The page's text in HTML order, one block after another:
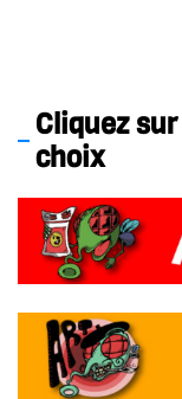
Cliquez
choix